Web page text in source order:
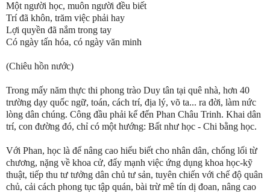
Một người học, muôn người đều biết
Trí đã khôn, trăm việc phải hay
Lợi quyền đã nắm trong tay
Có ngày tấn hóa, có ngày văn minh
(Chiêu hồn nước)
Trong mấy năm thực thi phong trào Duy tân tại quê nhà, hơn 40
trường dạy quốc ngữ, toán, cách trí, địa lý, võ ta... ra đời, làm nức
lòng dân chúng. Công đầu phải kể đến Phan Châu Trinh. Khai dân
trí, con đường đó, chỉ có một hướng: Bất như học - Chi bằng học.
Với Phan, học là để nâng cao hiểu biết cho nhân dân, chống lối từ
chương, nặng về khoa cử, đẩy mạnh việc ứng dụng khoa học-kỹ
thuật, tiếp thu tư tưởng dân chủ tư sản, tuyên chiến với chế độ quân
chủ, cải cách phong tục tập quán, bài trừ mê tín dị đoan, nâng cao